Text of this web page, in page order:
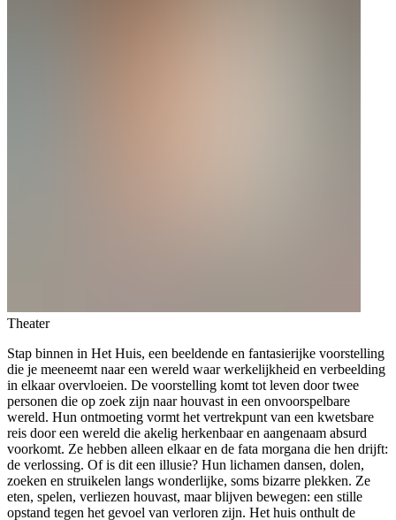
Theater
Stap binnen in Het Huis, een beeldende en fantasierijke voorstelling
die je meeneemt naar een wereld waar werkelijkheid en verbeelding
in elkaar overvloeien. De voorstelling komt tot leven door twee
personen die op zoek zijn naar houvast in een onvoorspelbare
wereld. Hun ontmoeting vormt het vertrekpunt van een kwetsbare
reis door een wereld die akelig herkenbaar en aangenaam absurd
voorkomt. Ze hebben alleen elkaar en de fata morgana die hen drijft:
de verlossing. Of is dit een illusie? Hun lichamen dansen, dolen,
zoeken en struikelen langs wonderlijke, soms bizarre plekken. Ze
eten, spelen, verliezen houvast, maar blijven bewegen: een stille
opstand tegen het gevoel van verloren zijn. Het huis onthult de